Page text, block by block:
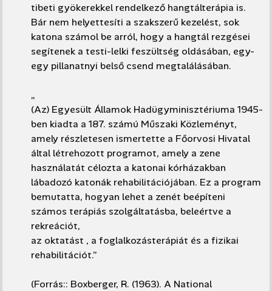
tibeti gyökerekkel rendelkező hangtálterápia is.
Bár nem helyettesíti a szakszerű kezelést, sok
katona számol be arról, hogy a hangtál rezgései
segítenek a testi-lelki feszültség oldásában, egy-
egy pillanatnyi belső csend megtalálásában.
„
(Az) Egyesült Államok Hadügyminisztériuma 1945-
ben kiadta a 187. számú Műszaki Közleményt,
amely részletesen ismertette a Főorvosi Hivatal
által létrehozott programot, amely a zene
használatát célozta a katonai kórházakban
lábadozó katonák rehabilitációjában. Ez a program
bemutatta, hogyan lehet a zenét beépíteni
számos terápiás szolgáltatásba, beleértve a
rekreációt,
az oktatást , a foglalkozásterápiát és a fizikai
rehabilitációt.”
(Forrás:: Boxberger, R. (1963). A National